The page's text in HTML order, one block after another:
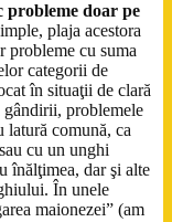
probleme doar pe
plaja acestora
probleme cu suma
categorii de
în situaţii de clară
gândirii, problemele
latură comună, ca
cu un unghi
înălţimea, dar şi alte
În unele
maionezei” (am